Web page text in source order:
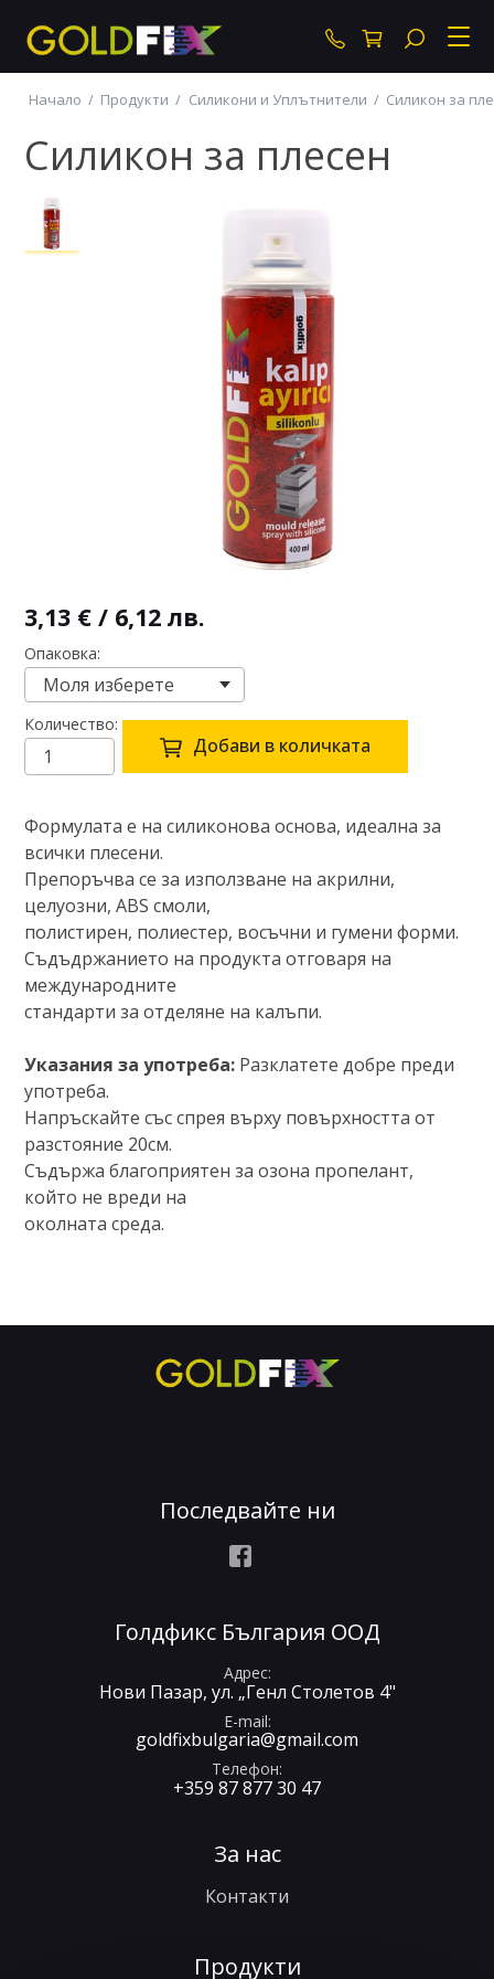
+359 87 877 30
Начало / Продукти / Силикони и Уплътнители / Силикон за
Силикон за плесен
3,13 € / 6,12 лв.
Опаковка
Количество
Добави в количката
Формулата е на силиконова основа, идеална за
всички плесени.
Препоръчва се за използване на акрилни,
целуозни, ABS смоли,
полистирен, полиестер, восъчни и гумени форми.
Съдъдржанието на продукта отговаря на
международните
стандарти за отделяне на калъпи.
Указания за употреба: Разклатете добре преди
употреба.
Напръскайте със спрея върху повърхността от
разстояние 20см.
Съдържа благоприятен за озона пропелант,
който не вреди на
околната среда.
За нас
Контакти
Продукти
Голдфикс България ООД
Адрес
Нови Пазар, ул. „Генл Столетов 4"
E-mail
goldfixbulgaria@gmail.com
Телефон
+359 87 877 30 47
Последвайте ни